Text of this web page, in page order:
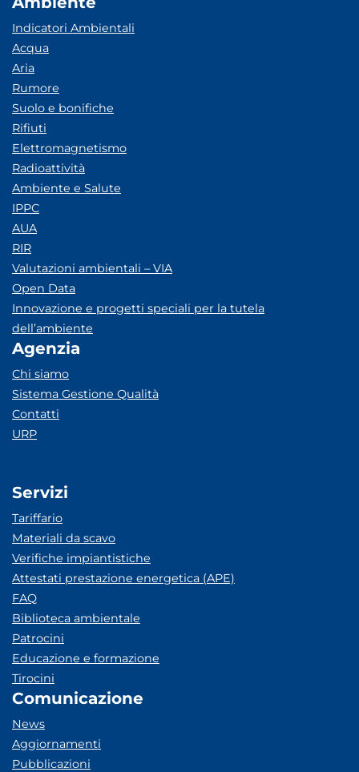
Indicatori Ambientali
Acqua
Aria
Rumore
Suolo e bonifiche
Rifiuti
Elettromagnetismo
Radioattività
Ambiente e Salute
IPPC
AUA
RIR
Valutazioni ambientali – VIA
Open Data
Innovazione e progetti speciali per la tutela
dell’ambiente
Agenzia
Chi siamo
Sistema Gestione Qualità
Contatti
URP
Servizi
Tariffario
Materiali da scavo
Verifiche impiantistiche
Attestati prestazione energetica (APE)
FAQ
Biblioteca ambientale
Patrocini
Educazione e formazione
Tirocini
Comunicazione
News
Aggiornamenti
Pubblicazioni